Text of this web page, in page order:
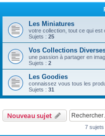
Les Miniatures
votre collection, tout ce qui est
Sujets : 25
Vos Collections
une passion à partager en
Sujets : 2
Les Goodies
connaissez vous tous les
Sujets : 31
Nouveau sujet
7 sujets